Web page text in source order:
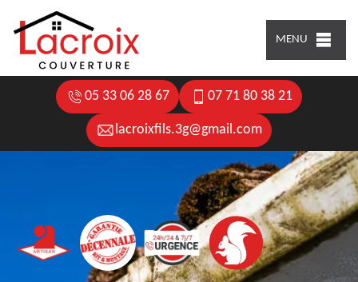
MENU
05 33 06 28 67 07 71 80 38 21
lacroixfils.3g@gmail.com